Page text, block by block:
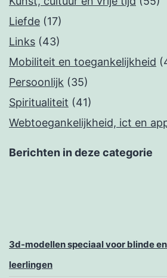
Liefde (17)
Links (43)
Mobiliteit en toegankelijkheid
Persoonlijk (35)
Spiritualiteit (41)
Webtoegankelijkheid, ict en
Berichten in deze categorie
3d-modellen speciaal voor blinde
leerlingen